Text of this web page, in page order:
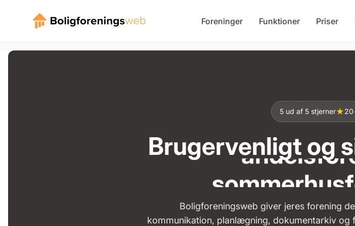
Foreninger Funktioner Priser
5 ud af 5 stjerner★
Brugervenligt og
Boligforeningsweb giver jeres forening
kommunikation, planlægning, dokumentarkiv og